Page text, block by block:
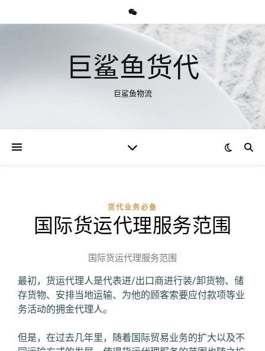
巨鲨鱼货代
巨鲨鱼物流
货代业务必备
国际货运代理服务范围
国际货运代理服务范围
最初，货运代理人是代表进/出口商进行装/卸货物、储
存货物、安排当地运输、为他的顾客索要应付款项等业
务活动的拥金代理人。
但是，在过去几年里，随着国际贸易业务的扩大以及不